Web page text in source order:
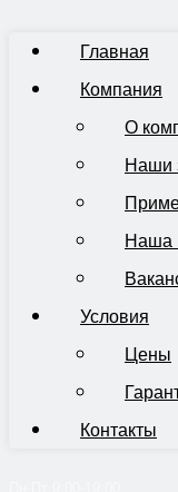
Главная
Компания
О
Наши
Наша
Условия
Цены
Контакты